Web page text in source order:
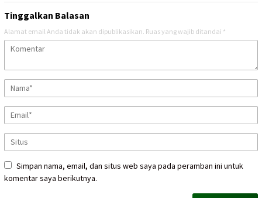
Tinggalkan Balasan
Alamat email Anda tidak akan dipublikasikan. Ruas yang wajib ditandai *
Simpan nama, email, dan situs web saya pada peramban ini untuk
komentar saya berikutnya.